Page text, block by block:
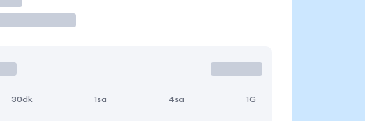
30dk 1sa 4sa 1G